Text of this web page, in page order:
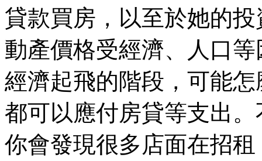
貸款買房，以至於她的
動產價格受經濟、人口
經濟起飛的階段，可能
都可以應付房貸等支出
你會發現很多店面在招